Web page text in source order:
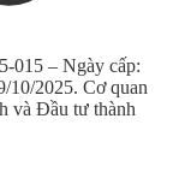
015 – Ngày cấp:
10/2025. Cơ quan
và Đầu tư thành